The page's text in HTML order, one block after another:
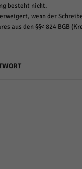
besteht nicht.
wenn der
aus den §§< 824 BGB